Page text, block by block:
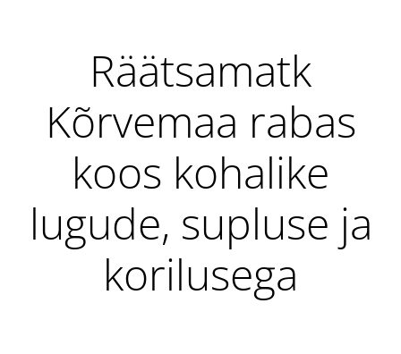
Räätsamatk
Kõrvemaa rabas
koos kohalike
lugude, supluse ja
korilusega